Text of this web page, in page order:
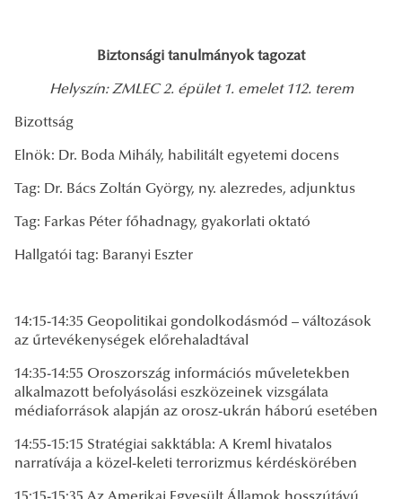
Biztonsági tanulmányok tagozat
Helyszín: ZMLEC 2. épület 1. emelet 112. terem
Bizottság
Elnök: Dr. Boda Mihály, habilitált egyetemi docens
Tag: Dr. Bács Zoltán György, ny. alezredes, adjunktus
Tag: Farkas Péter főhadnagy, gyakorlati oktató
Hallgatói tag: Baranyi Eszter
14:15-14:35 Geopolitikai gondolkodásmód – változások
az űrtevékenységek előrehaladtával
14:35-14:55 Oroszország információs műveletekben
alkalmazott befolyásolási eszközeinek vizsgálata
médiaforrások alapján az orosz-ukrán háború esetében
14:55-15:15 Stratégiai sakktábla: A Kreml hivatalos
narratívája a közel-keleti terrorizmus kérdéskörében